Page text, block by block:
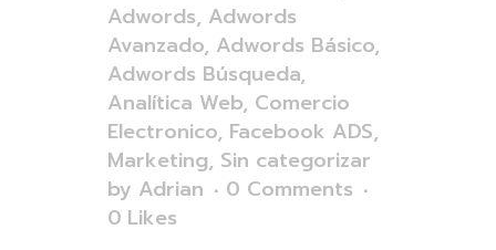
Adwords, Adwords
Avanzado, Adwords Básico,
Adwords Búsqueda,
Analítica Web, Comercio
Electronico, Facebook ADS,
Marketing, Sin categorizar
by Adrian
0 Comments
0 Likes